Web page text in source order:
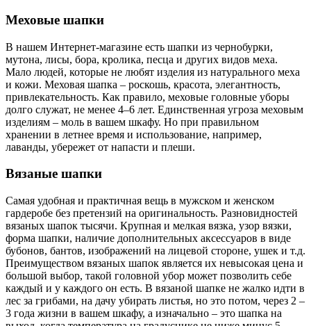
Меховые шапки
В нашем Интернет-магазине есть шапки из чернобурки,
мутона, лисы, бора, кролика, песца и других видов меха.
Мало людей, которые не любят изделия из натурального меха
и кожи. Меховая шапка – роскошь, красота, элегантность,
привлекательность. Как правило, меховые головные уборы
долго служат, не менее 4–6 лет. Единственная угроза меховым
изделиям – моль в вашем шкафу. Но при правильном
хранении в летнее время и использование, например,
лаванды, убережет от напасти и плеши.
Вязаные шапки
Самая удобная и практичная вещь в мужском и женском
гардеробе без претензий на оригинальность. Разновидностей
вязаных шапок тысячи. Крупная и мелкая вязка, узор вязки,
форма шапки, наличие дополнительных аксессуаров в виде
бубонов, бантов, изображений на лицевой стороне, ушек и т.д.
Преимуществом вязаных шапок является их невысокая цена и
большой выбор, такой головной убор может позволить себе
каждый и у каждого он есть. В вязаной шапке не жалко идти в
лес за грибами, на дачу убирать листья, но это потом, через 2 –
3 года жизни в вашем шкафу, а изначально – это шапка на